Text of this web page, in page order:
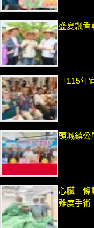
盛夏飄香
「115
頭城鎮公
心臟三條
難度手術